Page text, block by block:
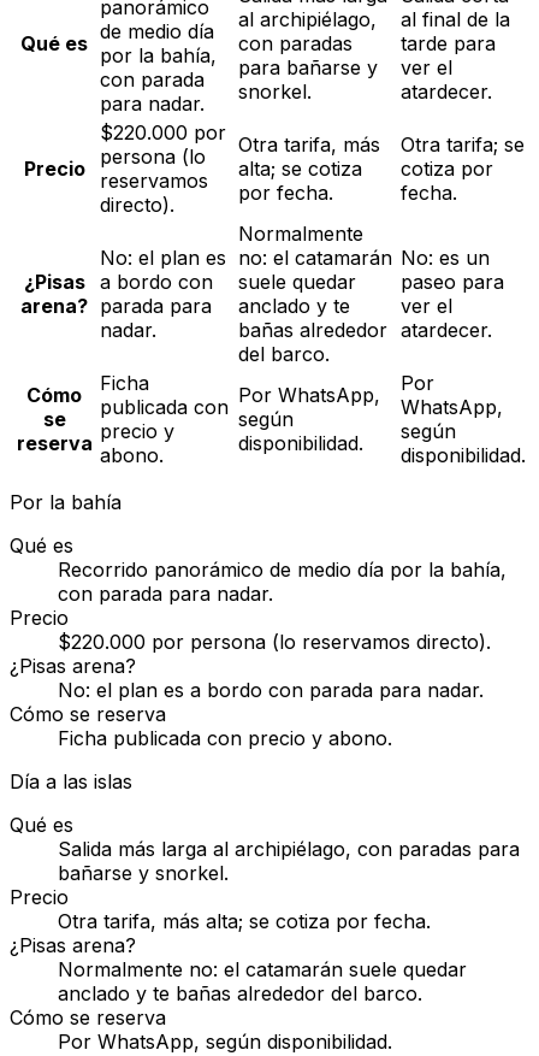
Qué es
panorámico
de medio día
por la bahía,
con parada
para nadar.
al archipiélago,
con paradas
para bañarse y
snorkel.
al final de la
tarde para
ver el
atardecer.
Precio
$220.000 por
persona (lo
reservamos
directo).
Otra tarifa, más
alta; se cotiza
por fecha.
Otra tarifa; se
cotiza por
fecha.
¿Pisas
arena?
No: el plan es
a bordo con
parada para
nadar.
Normalmente
no: el catamarán
suele quedar
anclado y te
bañas alrededor
del barco.
No: es un
paseo para
ver el
atardecer.
Cómo
se
reserva
Ficha
publicada con
precio y
abono.
Por WhatsApp,
según
disponibilidad.
Por
WhatsApp,
según
disponibilidad.
Por la bahía
Qué es
Recorrido panorámico de medio día por la bahía,
con parada para nadar.
Precio
$220.000 por persona (lo reservamos directo).
¿Pisas arena?
No: el plan es a bordo con parada para nadar.
Cómo se reserva
Ficha publicada con precio y abono.
Día a las islas
Qué es
Salida más larga al archipiélago, con paradas para
bañarse y snorkel.
Precio
Otra tarifa, más alta; se cotiza por fecha.
¿Pisas arena?
Normalmente no: el catamarán suele quedar
anclado y te bañas alrededor del barco.
Cómo se reserva
Por WhatsApp, según disponibilidad.